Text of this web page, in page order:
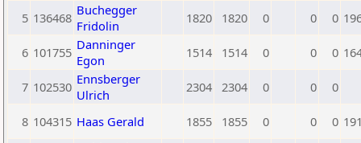
5 136468 Buchegger
Fridolin
1820 1820 0 0 0
6 101755 Danninger
Egon
1514 1514 0 0 0
7 102530 Ennsberger
Ulrich
2304 2304 0 0 0
8 104315 Haas Gerald 1855 1855 0 0 0